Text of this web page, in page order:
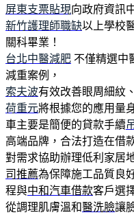
屏東支票貼現向政府資訊
新竹護理師職缺以上學校
關科畢業！
台北中醫減肥 不僅精選中
減重案例，
索夫波有效改善眼周細紋
荷重元將根據您的應用量
車主要是簡便的貸款手續
高端品牌，合法打造在借
對需求協助辦理低利家居
司推薦為保障施工品質良
程與中和汽車借款客戶選
從調理肌膚溫和醫洗臉讓